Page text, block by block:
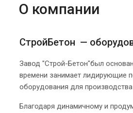
О компании
СтройБетон —
Завод "Строй-Бетон"был
времени занимает лидирующие
оборудования для
Благодаря динамичному и